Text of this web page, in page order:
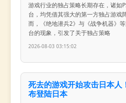
游戏行业的独占策略长期存在，诸如
台，均凭借其强大的第一方独占游戏
而，《绝地潜兵2》与《战争机器》
台的现象，引发了关于独占策略
2026-08-03 03:15:02
死去的游戏开始攻击日本人
布登陆日本